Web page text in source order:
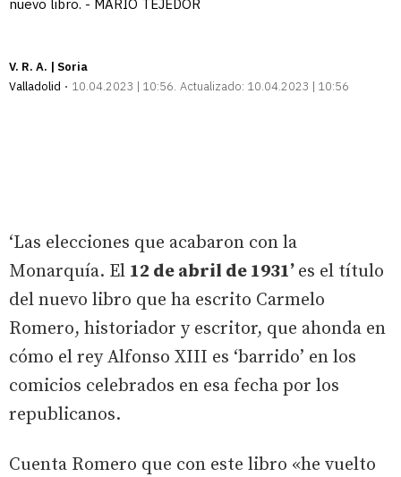
nuevo libro. - MARIO TEJEDOR
V. R. A. | Soria
Valladolid
10.04.2023 | 10:56 Actualizado: 10.04.2023 | 10:56
‘Las elecciones que acabaron con la
Monarquía. El 12 de abril de 1931’ es el título
del nuevo libro que ha escrito Carmelo
Romero, historiador y escritor, que ahonda en
cómo el rey Alfonso XIII es ‘barrido’ en los
comicios celebrados en esa fecha por los
republicanos.
Cuenta Romero que con este libro «he vuelto